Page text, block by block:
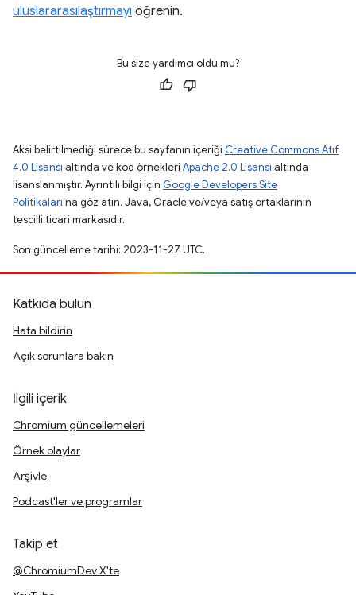
uluslararasılaştırmayı öğrenin.
Bu size yardımcı oldu mu?
Aksi belirtilmediği sürece bu sayfanın içeriği Creative Commons Atıf
4.0 Lisansı altında ve kod örnekleri Apache 2.0 Lisansı altında
lisanslanmıştır. Ayrıntılı bilgi için Google Developers Site
Politikaları'na göz atın. Java, Oracle ve/veya satış ortaklarının
tescilli ticari markasıdır.
Son güncelleme tarihi: 2023-11-27 UTC.
Katkıda bulun
Hata bildirin
Açık sorunlara bakın
İlgili içerik
Chromium güncellemeleri
Örnek olaylar
Arşivle
Podcast'ler ve programlar
Takip et
@ChromiumDev X'te